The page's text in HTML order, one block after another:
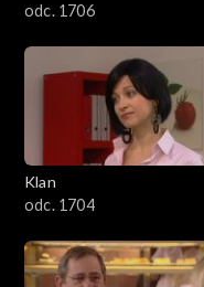
odc. 1706
Klan
odc. 1704